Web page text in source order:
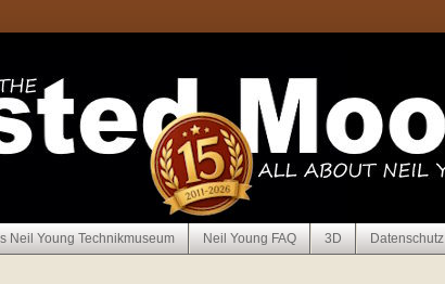
Neil Young Technikmuseum Neil Young FAQ 3D Datenschutz